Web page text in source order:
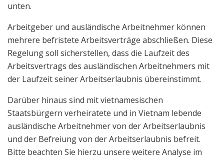
unten.
Arbeitgeber und ausländische Arbeitnehmer können
mehrere befristete Arbeitsverträge abschließen. Diese
Regelung soll sicherstellen, dass die Laufzeit des
Arbeitsvertrags des ausländischen Arbeitnehmers mit
der Laufzeit seiner Arbeitserlaubnis übereinstimmt.
Darüber hinaus sind mit vietnamesischen
Staatsbürgern verheiratete und in Vietnam lebende
ausländische Arbeitnehmer von der Arbeitserlaubnis
und der Befreiung von der Arbeitserlaubnis befreit.
Bitte beachten Sie hierzu unsere weitere Analyse im